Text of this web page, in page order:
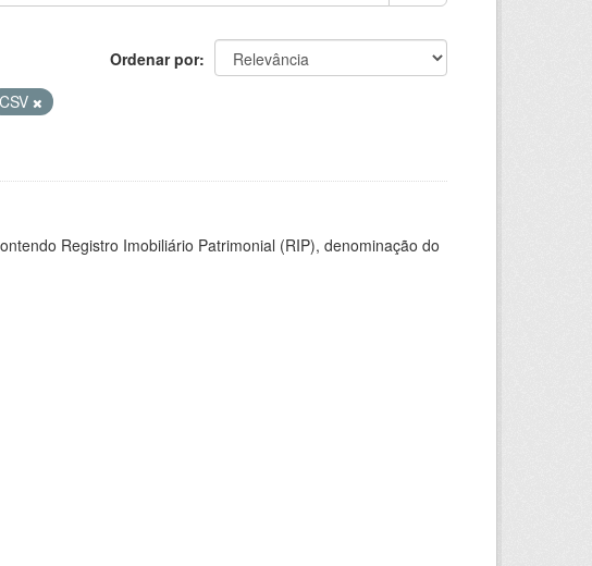
Ordenar por
CSV
Registro Imobiliário Patrimonial (RIP), denominação do